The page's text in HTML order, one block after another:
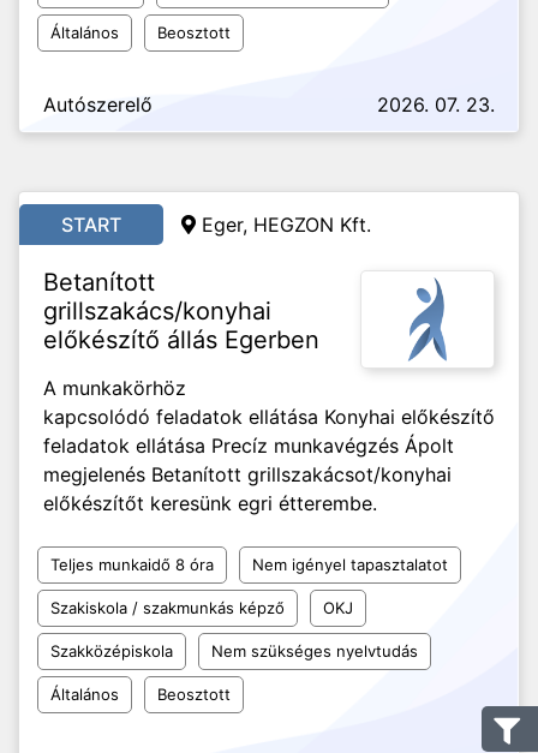
Általános Beosztott
Autószerelő 2026. 07. 23.
START Eger, HEGZON Kft.
Betanított
grillszakács/konyhai
előkészítő állás Egerben
A munkakörhöz
kapcsolódó feladatok ellátása Konyhai előkészítő
feladatok ellátása Precíz munkavégzés Ápolt
megjelenés Betanított grillszakácsot/konyhai
előkészítőt keresünk egri étterembe.
Teljes munkaidő 8 óra Nem igényel tapasztalatot
Szakiskola / szakmunkás képző OKJ
Szakközépiskola Nem szükséges nyelvtudás
Általános Beosztott